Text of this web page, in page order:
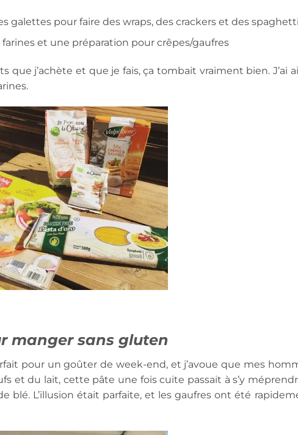
galettes pour faire des wraps, des crackers et des spaghetti
et une préparation pour crêpes/gaufres
que j’achète et que je fais, ça tombait vraiment bien. J’ai
manger sans gluten
pour un goûter de week-end, et j’avoue que mes
et du lait, cette pâte une fois cuite passait à s’y
blé. L’illusion était parfaite, et les gaufres ont été